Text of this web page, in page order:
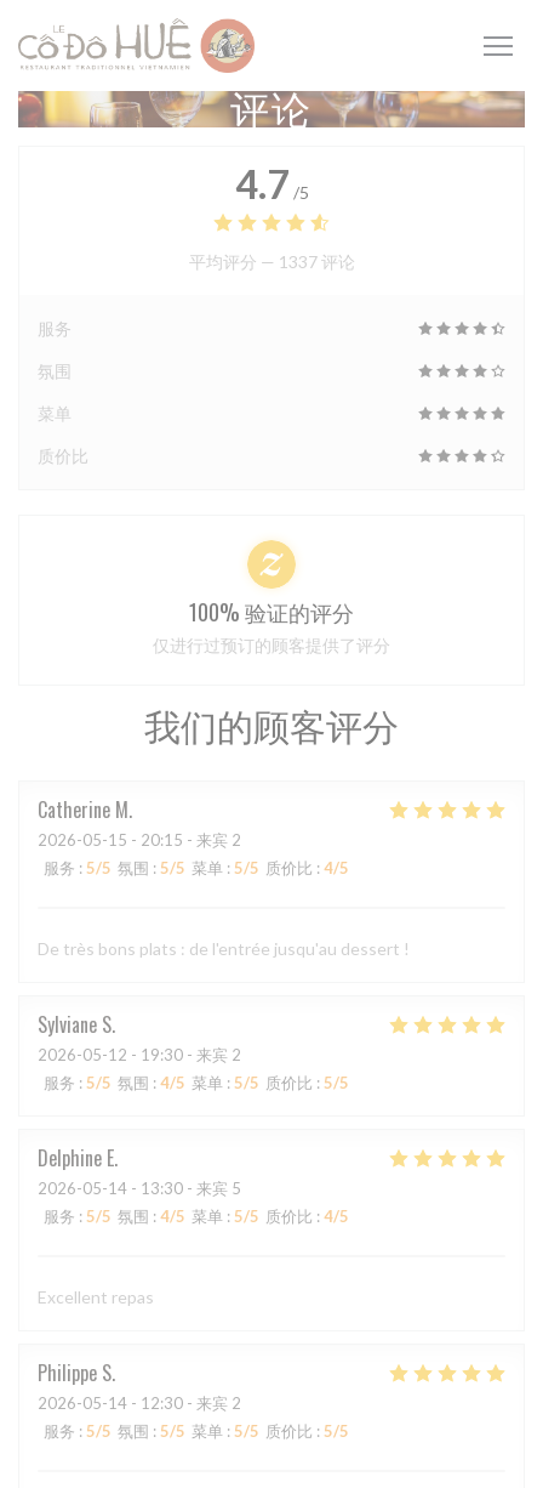
评论
我们的顾客评分
Catherine M
2026-05-15 - 20:15 - 来宾 2
服务 : 5/5 氛围 : 5/5 菜单 : 5/5 质价比 : 4/5
De très bons plats : de l'entrée jusqu'au dessert !
Sylviane S
2026-05-12 - 19:30 - 来宾 2
服务 : 5/5 氛围 : 4/5 菜单 : 5/5 质价比 : 5/5
Delphine E
2026-05-14 - 13:30 - 来宾 5
服务 : 5/5 氛围 : 4/5 菜单 : 5/5 质价比 : 4/5
Excellent repas
Philippe S
2026-05-14 - 12:30 - 来宾 2
服务 : 5/5 氛围 : 5/5 菜单 : 5/5 质价比 : 5/5
4.7 /5
平均评分 — 1337 评论
服务
氛围
菜单
质价比
100% 验证的评分
仅进行过预订的顾客提供了评分